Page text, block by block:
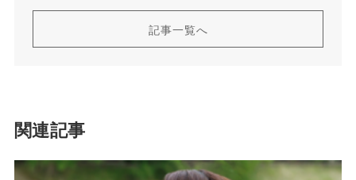
記事一覧へ
関連記事